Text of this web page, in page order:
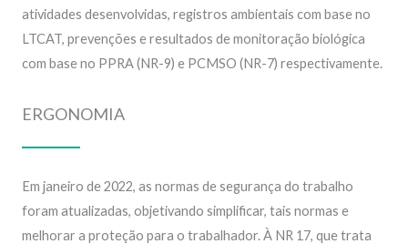
atividades desenvolvidas, registros ambientais com base no
LTCAT, prevenções e resultados de monitoração biológica
com base no PPRA (NR-9) e PCMSO (NR-7) respectivamente.
ERGONOMIA
Em janeiro de 2022, as normas de segurança do trabalho
foram atualizadas, objetivando simplificar, tais normas e
melhorar a proteção para o trabalhador. À NR 17, que trata